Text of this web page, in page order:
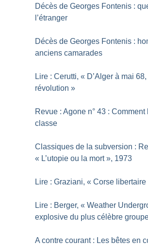
Décès de Georges Fontenis :
l’étranger
Décès de Georges Fontenis :
anciens camarades
Lire : Cerutti, « D’Alger à mai
révolution »
Revue : Agone n° 43 :
classe
Classiques de la subversion :
« L’utopie ou la mort », 1973
Lire : Graziani, « Corse libertaire
Lire : Berger, « Weather
explosive du plus célèbre
A contre courant : Les bêtes en